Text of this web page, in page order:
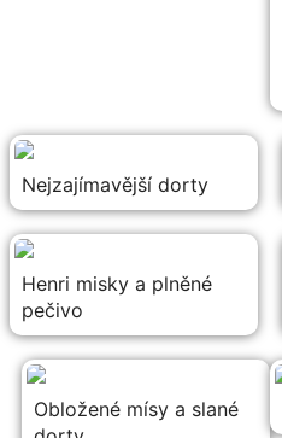
Nejzajímavější dorty
Henri misky a plněné
pečivo
Obložené mísy a slané